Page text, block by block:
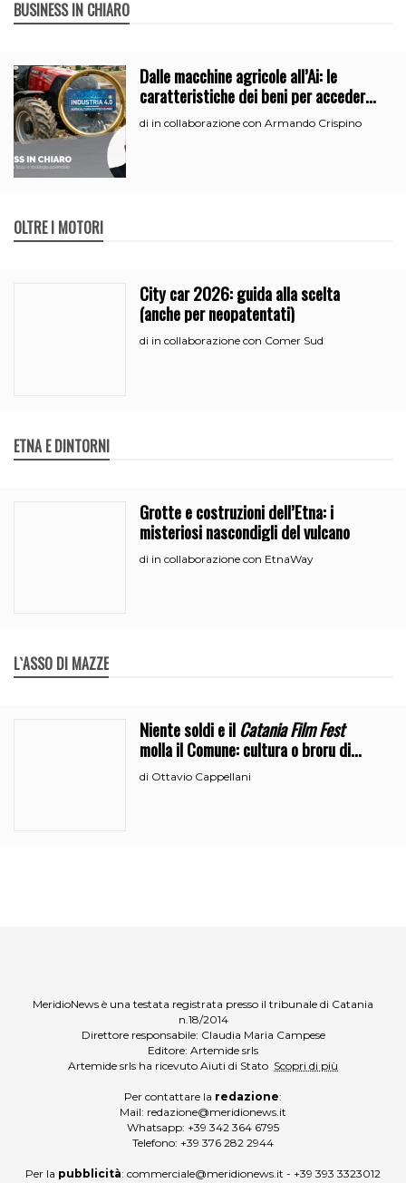
BUSINESS IN CHIARO
Dalle macchine agricole all’Ai: le
caratteristiche dei beni per accedere
all’iperammortamento
di in collaborazione con Armando Crispino
OLTRE I MOTORI
City car 2026: guida alla scelta
(anche per neopatentati)
di in collaborazione con Comer Sud
ETNA E DINTORNI
Grotte e costruzioni dell’Etna: i
misteriosi nascondigli del vulcano
di in collaborazione con EtnaWay
L`ASSO DI MAZZE
Niente soldi e ilCatania Film Fest
molla il Comune: cultura o broru di
ciciri?
di Ottavio Cappellani
MeridioNews è una testata registrata presso il tribunale di Catania
n.18/2014
Direttore responsabile: Claudia Maria Campese
Editore: Artemide srls
Artemide srls ha ricevuto Aiuti di Stato Scopri di più
Per contattare la redazione:
Mail: redazione@meridionews.it
Whatsapp: +39 342 364 6795
Telefono: +39 376 282 2944
Per la pubblicità: commerciale@meridionews.it - +39 393 3323012